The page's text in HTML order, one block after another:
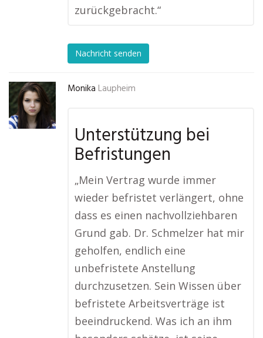
zurückgebracht.“
Nachricht senden
Monika Laupheim
Unterstützung bei
Befristungen
„Mein Vertrag wurde immer
wieder befristet verlängert, ohne
dass es einen nachvollziehbaren
Grund gab. Dr. Schmelzer hat mir
geholfen, endlich eine
unbefristete Anstellung
durchzusetzen. Sein Wissen über
befristete Arbeitsverträge ist
beeindruckend. Was ich an ihm